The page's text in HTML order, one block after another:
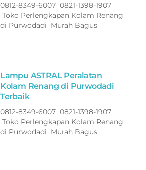
0812-8349-6007 0821-1398-1907
Toko Perlengkapan Kolam Renang
di Purwodadi Murah Bagus
Lampu ASTRAL Peralatan
Kolam Renang di Purwodadi
Terbaik
0812-8349-6007 0821-1398-1907
Toko Perlengkapan Kolam Renang
di Purwodadi Murah Bagus